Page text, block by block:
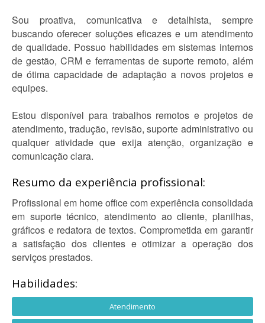
Sou proativa, comunicativa e detalhista, sempre
buscando oferecer soluções eficazes e um atendimento
de qualidade. Possuo habilidades em sistemas internos
de gestão, CRM e ferramentas de suporte remoto, além
de ótima capacidade de adaptação a novos projetos e
equipes.
Estou disponível para trabalhos remotos e projetos de
atendimento, tradução, revisão, suporte administrativo ou
qualquer atividade que exija atenção, organização e
comunicação clara.
Resumo da experiência profissional:
Profissional em home office com experiência consolidada
em suporte técnico, atendimento ao cliente, planilhas,
gráficos e redatora de textos. Comprometida em garantir
a satisfação dos clientes e otimizar a operação dos
serviços prestados.
Habilidades:
Atendimento